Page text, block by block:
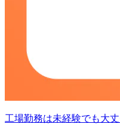
工場勤務は未経験でも大